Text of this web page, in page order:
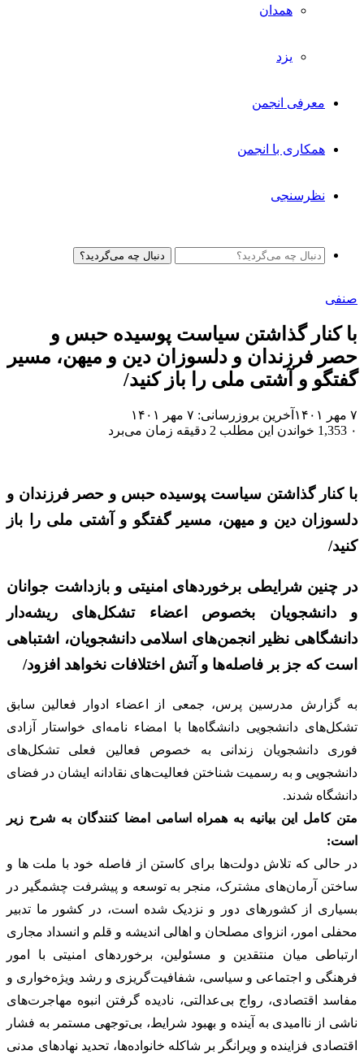
همدان
یزد
معرفی انجمن
همکاری با انجمن
نظرسنجی
دنبال چه می‌گردید؟
صنفی
با کنار گذاشتن سیاست پوسیده حبس و
حصر فرزندان و دلسوزان دین و میهن، مسیر
گفتگو و آشتی ملی را باز کنید/
۷ مهر ۱۴۰۱
آخرین بروزرسانی: ۷ مهر ۱۴۰۱
۰
خواندن این مطلب 2 دقیقه زمان می‌برد
با کنار گذاشتن سیاست پوسیده حبس و حصر فرزندان و
دلسوزان دین و میهن، مسیر گفتگو و آشتی ملی را باز
کنید/
در چنین شرایطی برخوردهای امنیتی و بازداشت جوانان
و دانشجویان بخصوص اعضاء تشکل‌های ریشه‌دار
دانشگاهی نظیر انجمن‌های اسلامی دانشجویان، اشتباهی
است که جز بر فاصله‌ها و آتش اختلافات نخواهد افزود/
به گزارش مدرسین پرس، جمعی از اعضاء ادوار فعالین سابق
تشکل‌های دانشجویی دانشگاه‌ها با امضاء نامه‌ای خواستار آزادی
فوری دانشجویان زندانی به خصوص فعالین فعلی تشکل‌های
دانشجویی و به رسمیت شناختن فعالیت‌های نقادانه ایشان در فضای
دانشگاه شدند.
متن کامل این بیانیه به همراه اسامی امضا کنندگان به شرح زیر
است:
در حالی که تلاش دولت‌ها برای کاستن از فاصله خود با ملت ها و
ساختن آرمان‌های مشترک، منجر به توسعه و پیشرفت چشمگیر در
بسیاری از کشورهای دور و نزدیک شده است، در کشور ما تدبیر
محفلی امور، انزوای مصلحان و اهالی اندیشه و قلم و انسداد مجاری
ارتباطی میان منتقدین و مسئولین، برخوردهای امنیتی با امور
فرهنگی و اجتماعی و سیاسی، شفافیت‌گریزی و رشد ویژه‌خواری و
مفاسد اقتصادی، رواج بی‌عدالتی، نادیده گرفتن انبوه مهاجرت‌های
ناشی از ناامیدی به آینده و بهبود شرایط، بی‌توجهی مستمر به فشار
اقتصادی فزاینده و ویرانگر بر شاکله خانواده‌ها، تحدید نهادهای مدنی